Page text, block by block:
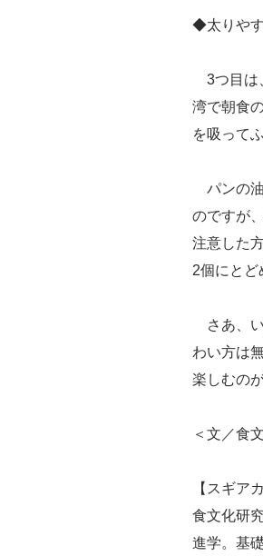
◆太りや
3つ目は
湾で朝食
を吸って
パンの油
のですが
注意した
2個にとど
さあ、い
わい方は
楽しむの
＜文／食
【スギア
食文化研
進学。基